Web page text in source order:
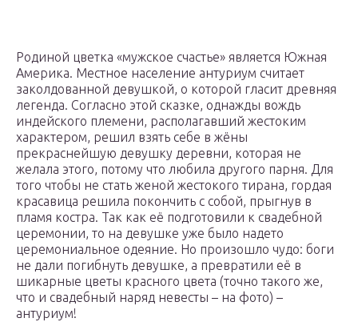
Родиной цветка «мужское счастье» является Южная
Америка. Местное население антуриум считает
заколдованной девушкой, о которой гласит древняя
легенда. Согласно этой сказке, однажды вождь
индейского племени, располагавший жестоким
характером, решил взять себе в жёны
прекраснейшую девушку деревни, которая не
желала этого, потому что любила другого парня. Для
того чтобы не стать женой жестокого тирана, гордая
красавица решила покончить с собой, прыгнув в
пламя костра. Так как её подготовили к свадебной
церемонии, то на девушке уже было надето
церемониальное одеяние. Но произошло чудо: боги
не дали погибнуть девушке, а превратили её в
шикарные цветы красного цвета (точно такого же,
что и свадебный наряд невесты – на фото) –
антуриум!